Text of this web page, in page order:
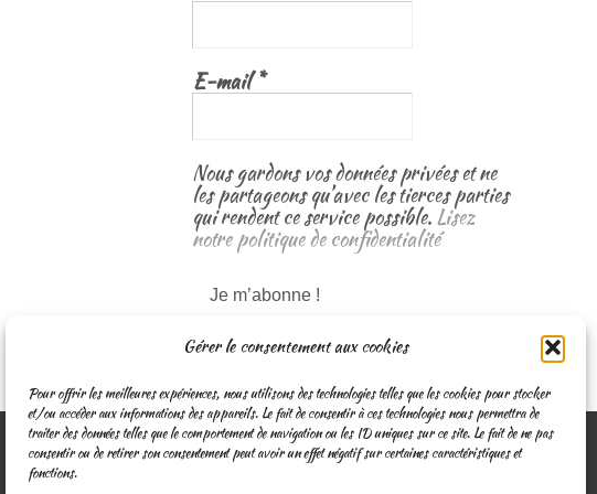
Gérer le consentement aux cookies
Pour offrir les meilleures expériences, nous utilisons des technologies telles que les cookies pour stocker
et/ou accéder aux informations des appareils. Le fait de consentir à ces technologies nous permettra de
traiter des données telles que le comportement de navigation ou les ID uniques sur ce site. Le fait de ne pas
consentir ou de retirer son consentement peut avoir un effet négatif sur certaines caractéristiques et
fonctions.
E-mail*
Nous gardons vos données privées et ne
les partageons qu’avec les tierces parties
qui rendent ce service possible.Lisez
notre politique de confidentialité